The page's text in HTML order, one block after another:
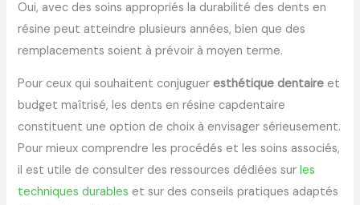
Oui, avec des soins appropriés la durabilité des dents en
résine peut atteindre plusieurs années, bien que des
remplacements soient à prévoir à moyen terme.
Pour ceux qui souhaitent conjugueresthétique dentaire et
budget maîtrisé, les dents en résine capdentaire
constituent une option de choix à envisager sérieusement.
Pour mieux comprendre les procédés et les soins associés,
il est utile de consulter des ressources dédiées surles
techniques durables et sur des conseils pratiques adaptés